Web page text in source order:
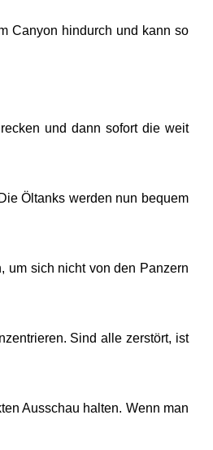
Canyon hindurch und kann so
und dann sofort die weit
Öltanks werden nun bequem
um sich nicht von den Panzern
Sind alle zerstört, ist
Ausschau halten. Wenn man